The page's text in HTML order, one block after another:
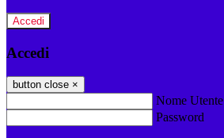
Accedi
Accedi
button close ×
Nome Utente
Password